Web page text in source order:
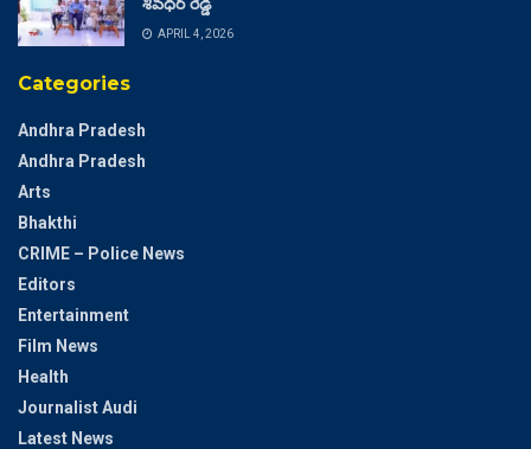
APRIL 4, 2026
Categories
Andhra Pradesh
Andhra Pradesh
Arts
Bhakthi
CRIME – Police News
Editors
Entertainment
Film News
Health
Journalist Audi
Latest News